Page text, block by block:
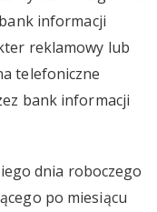
informacji
reklamowy lub
telefoniczne
bank informacji
dnia roboczego
po miesiącu